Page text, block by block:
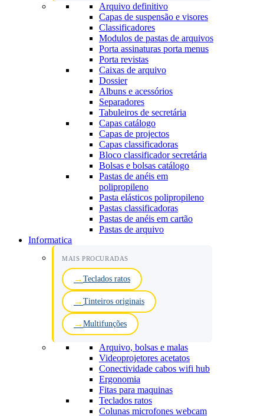
Arquivo definitivo
Capas de suspensão e visores
Classificadores
Modulos de pastas de arquivos
Porta assinaturas porta menus
Porta revistas
Caixas de arquivo
Dossier
Albuns e acessórios
Separadores
Tabuleiros de secretária
Capas catálogo
Capas de projectos
Capas classificadoras
Bloco classificador secretária
Bolsas e bolsas catálogo
Pastas de anéis em
polipropileno
Pasta elásticos polipropileno
Pastas classificadoras
Pastas de anéis em cartão
Pastas de arquivo
Informatica
MAIS PROCURADAS
Teclados ratos
Tinteiros originais
Multifunções
Arquivo, bolsas e malas
Videoprojetores acetatos
Conectividade cabos wifi hub
Ergonomia
Fitas para maquinas
Teclados ratos
Colunas microfones webcam